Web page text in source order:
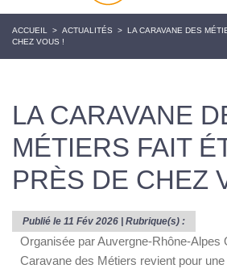
ACCUEIL > ACTUALITÉS > LA CARAVANE DES
CHEZ VOUS !
LA CARAVANE
MÉTIERS FAIT
PRÈS DE CHEZ
Publié le 11 Fév 2026 | Rubrique(s) :
Organisée par Auvergne-Rhône-Alpes
Caravane des Métiers revient pour